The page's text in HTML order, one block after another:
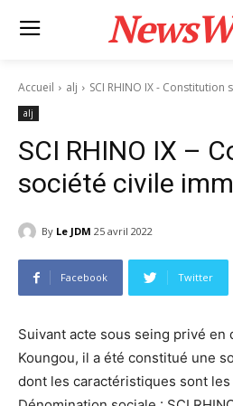
Accueil alj SCI RHINO IX -
alj
SCI RHINO IX –
société civile
By Le JDM 25 avril 2022
Facebook Twitter
Suivant acte sous seing privé en
Koungou, il a été constitué une
dont les caractéristiques sont les